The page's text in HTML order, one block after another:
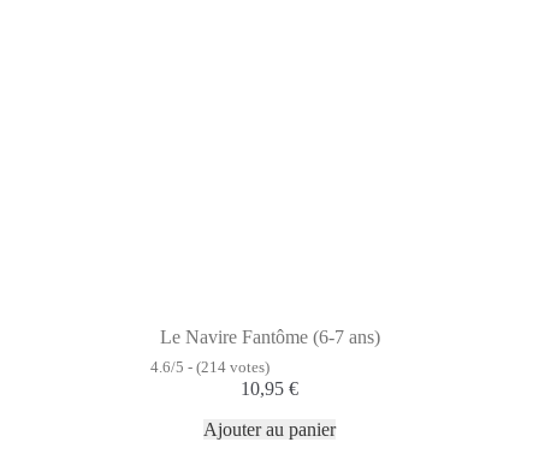
Le Navire Fantôme (6-7 ans)
4.6/5 - (214 votes)
10,95 €
Ajouter au panier